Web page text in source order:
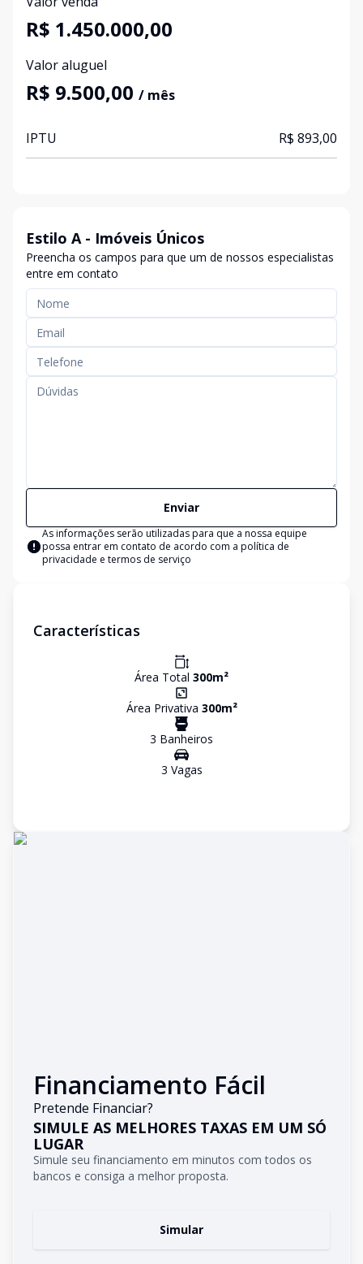
R$ 1.450.000,00
Valor aluguel
R$ 9.500,00 / mês
IPTU R$ 893,00
Estilo A - Imóveis Únicos
Preencha os campos para que um de nossos especialistas
entre em contato
Enviar
As informações serão utilizadas para que a nossa equipe
possa entrar em contato de acordo com a política de
privacidade e termos de serviço
Características
Área Total 300m²
Área Privativa 300m²
3 Banheiros
3 Vagas
Financiamento Fácil
Pretende Financiar?
SIMULE AS MELHORES TAXAS EM UM SÓ
LUGAR
Simule seu financiamento em minutos com todos os
bancos e consiga a melhor proposta.
Simular